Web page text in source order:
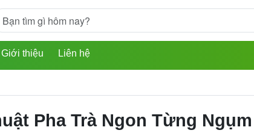
Giới thiệu Liên hệ
Pha Trà Ngon Từng Ngụm